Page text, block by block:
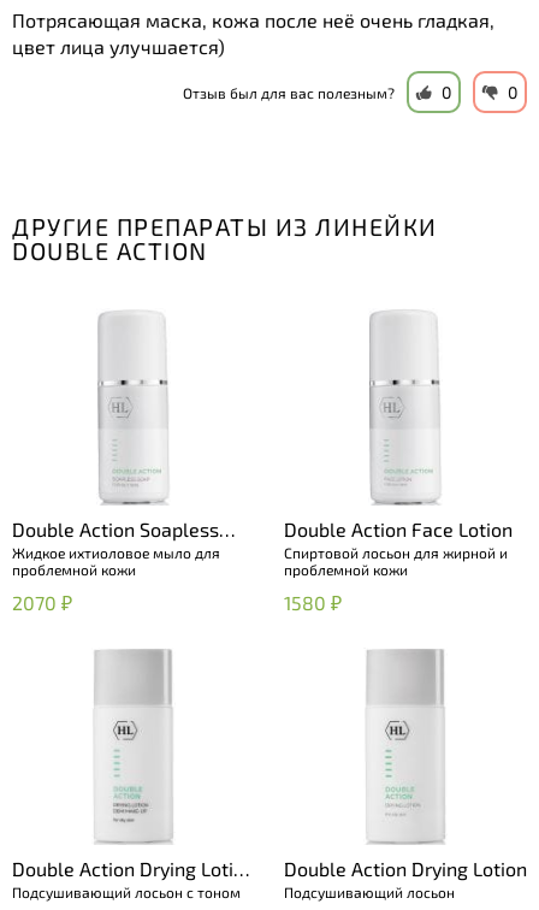
Потрясающая маска, кожа после неё очень гладкая,
цвет лица улучшается)
Отзыв был для вас полезным? 0 0
ДРУГИЕ ПРЕПАРАТЫ ИЗ ЛИНЕЙКИ
DOUBLE ACTION
Double Action Soapless
Soap
Жидкое ихтиоловое мыло для
проблемной кожи
2070 ₽
Double Action Face Lotion
Спиртовой лосьон для жирной и
проблемной кожи
1580 ₽
Double Action Drying Lotion
Demi Make-up
Подсушивающий лосьон с тоном
Double Action Drying Lotion
Подсушивающий лосьон